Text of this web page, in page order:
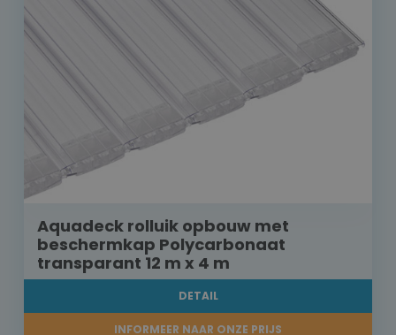
Aquadeck rolluik opbouw met
beschermkap Polycarbonaat
transparant 12 m x 4 m
DETAIL
INFORMEER NAAR ONZE PRIJS